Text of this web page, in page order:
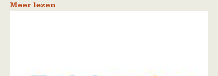
Meer lezen